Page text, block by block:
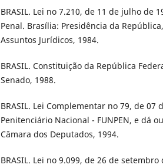
BRASIL. Lei no 7.210, de 11 de julho de
Penal. Brasília: Presidência da
Assuntos Jurídicos, 1984.
BRASIL. Constituição da República
Senado, 1988.
BRASIL. Lei Complementar no 79, de 07
Penitenciário Nacional - FUNPEN, e dá
Câmara dos Deputados, 1994.
BRASIL. Lei no 9.099, de 26 de